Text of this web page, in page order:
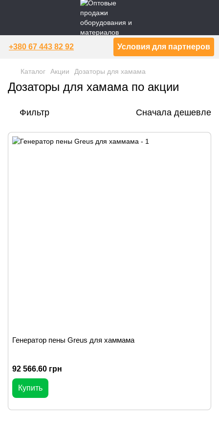
+380 67 443 82 92 Условия для партнеров
Каталог Акции Дозаторы для хамама
Дозаторы для хамама по акции
Фильтр Сначала дешевле
Генератор пены Greus для хаммама
92 566.60 грн
Купить